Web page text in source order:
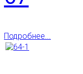
Подробнее...